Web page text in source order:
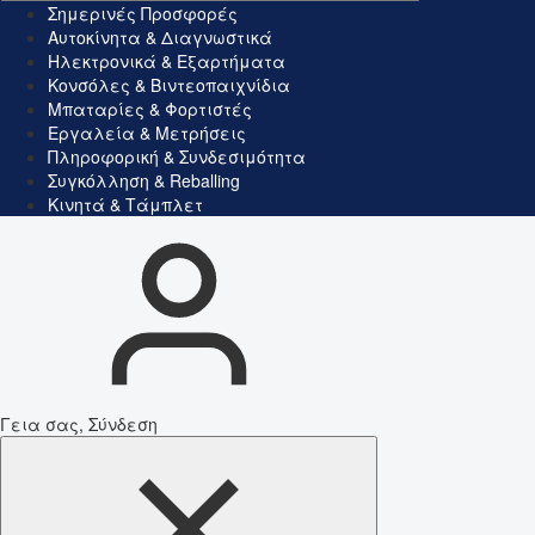
Σημερινές Προσφορές
Αυτοκίνητα & Διαγνωστικά
Ηλεκτρονικά & Εξαρτήματα
Κονσόλες & Βιντεοπαιχνίδια
Μπαταρίες & Φορτιστές
Εργαλεία & Μετρήσεις
Πληροφορική & Συνδεσιμότητα
Συγκόλληση & Reballing
Κινητά & Τάμπλετ
Γεια σας, Σύνδεση